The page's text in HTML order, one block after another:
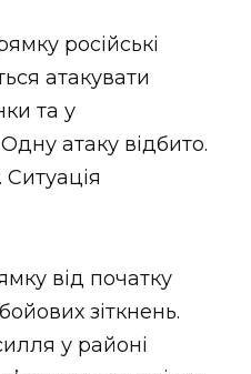
російські
атакувати
та у
атаку відбито.
від початку
зіткнень.
у районі